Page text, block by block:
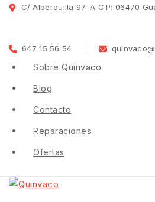
C/ Alberquilla 97-A C.P: 06470
647 15 56 54
Sobre Quinvaco
Blog
Contacto
Reparaciones
Ofertas